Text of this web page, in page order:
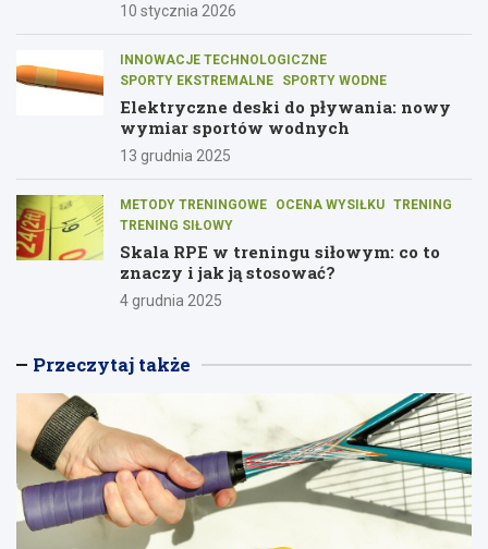
10 stycznia 2026
INNOWACJE TECHNOLOGICZNE
SPORTY EKSTREMALNE
SPORTY WODNE
Elektryczne deski do pływania: nowy
wymiar sportów wodnych
13 grudnia 2025
METODY TRENINGOWE OCENA WYSIŁKU TRENING
TRENING SIŁOWY
Skala RPE w treningu siłowym: co to
znaczy i jak ją stosować?
4 grudnia 2025
Przeczytaj także